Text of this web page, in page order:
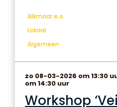
Alkmaar e.o.
Lokaal
Algemeen
zo 08-03-2026 om 13:30
om 14:30 uur
Workshop